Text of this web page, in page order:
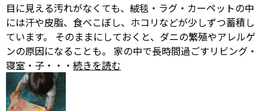
目に見える汚れがなくても、絨毯・ラグ・カーペットの中
には汗や皮脂、食べこぼし、ホコリなどが少しずつ蓄積し
ています。 そのままにしておくと、ダニの繁殖やアレルゲ
ンの原因になることも。 家の中で長時間過ごすリビング・
寝室・子・・・ 続きを読む